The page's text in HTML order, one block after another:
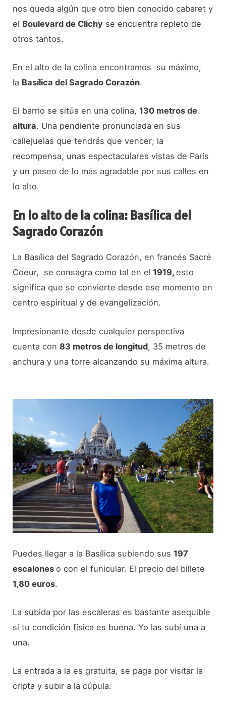
nos queda algún que otro bien conocido cabaret y
el Boulevard de Clichy se encuentra repleto de
otros tantos.
En el alto de la colina encontramos su máximo,
la Basílica del Sagrado Corazón.
El barrio se sitúa en una colina,130 metros de
altura. Una pendiente pronunciada en sus
callejuelas que tendrás que vencer; la
recompensa, unas espectaculares vistas de París
y un paseo de lo más agradable por sus calles en
lo alto.
En lo alto de la colina: Basílica del
Sagrado Corazón
La Basílica del Sagrado Corazón, en francés Sacré
Coeur, se consagra como tal en el 1919,esto
significa que se convierte desde ese momento en
centro espiritual y de evangelización.
Impresionante desde cualquier perspectiva
cuenta con83 metros de longitud, 35 metros de
anchura y una torre alcanzando su máxima altura.
Puedes llegar a la Basílica subiendo sus197
escaloneso con el funicular. El precio del billete
1,80 euros.
La subida por las escaleras es bastante asequible
si tu condición física es buena. Yo las subí una a
una.
La entrada a la es gratuita, se paga por visitar la
cripta y subir a la cúpula.